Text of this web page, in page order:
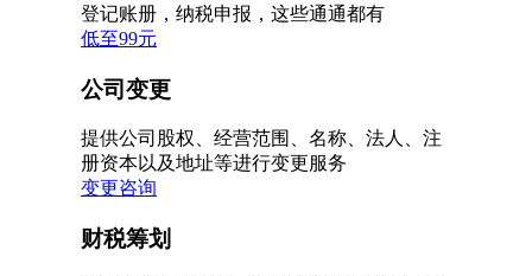
登记账册，纳税申报，这些通通都有
低至99元
公司变更
提供公司股权、经营范围、名称、法人、注
册资本以及地址等进行变更服务
变更咨询
财税筹划